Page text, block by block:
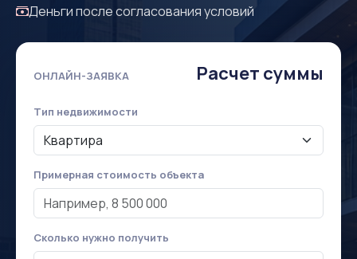
Деньги после согласования условий
ОНЛАЙН-ЗАЯВКА Расчет суммы
Тип недвижимости
Примерная стоимость объекта
Сколько нужно получить